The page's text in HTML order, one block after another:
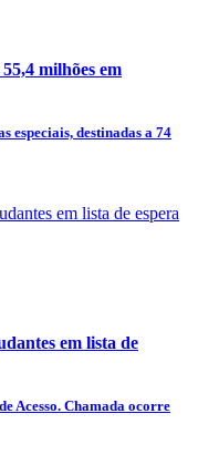
milhões em
especiais, destinadas a 74
em lista de
Acesso. Chamada ocorre